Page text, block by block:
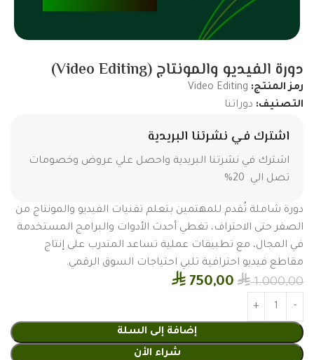
دورة الفيديو والمونتاج (Video Editing)
رمز المنتج: Video Editing
التصنيف: دوراتنا
اشترك في نشرتنا البريدية
اشترك في نشرتنا البريدية واحصل علي عروض وخصومات
تصل الي 20%
دورة شاملة تُقدم للمهتمين بتعلم تقنيات الفيديو والمونتاج من
الصفر حتى الاحتراف، تغطي أحدث الأدوات والبرامج المستخدمة
في المجال، مع تطبيقات عملية تساعد المتدرب على إنتاج
مقاطع فيديو احترافية تلبي احتياجات السوق الرقمي.
⃁1.000,00
⃁ 750,00
إضافة إلى السلة
شراء الأن